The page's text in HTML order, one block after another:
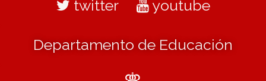
twitter youtube
Departamento de Educación